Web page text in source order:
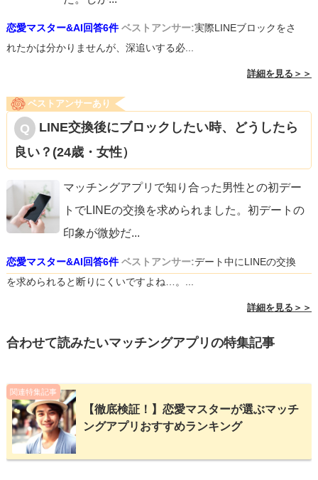
恋愛マスター&AI回答6件 ベストアンサー:実際LINEブロックをさ
れたかは分かりませんが、深追いする必...
詳細を見る＞＞
ベストアンサーあり
LINE交換後にブロックしたい時、どうしたら
良い？(24歳・女性）
マッチングアプリで知り合った男性との初デー
トでLINEの交換を求められました。初デートの
印象が微妙だ...
恋愛マスター&AI回答6件 ベストアンサー:デート中にLINEの交換
を求められると断りにくいですよね…。...
詳細を見る＞＞
合わせて読みたいマッチングアプリの特集記事
関連特集記事
【徹底検証！】恋愛マスターが選ぶマッチ
ングアプリおすすめランキング